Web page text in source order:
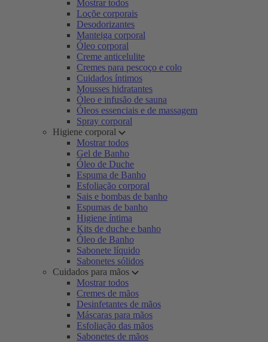
Mostrar todos
Loçõe corporais
Desodorizantes
Manteiga corporal
Óleo corporal
Creme anticelulite
Cremes para pescoço e colo
Cuidados íntimos
Mousses hidratantes
Óleo e infusão de sauna
Óleos essenciais e de massagem
Spray corporal
Higiene corporal
Mostrar todos
Gel de Banho
Óleo de Duche
Espuma de Banho
Esfoliação corporal
Sais e bombas de banho
Espumas de banho
Higiene íntima
Kits de duche e banho
Óleo de Banho
Sabonete líquido
Sabonetes sólidos
Cuidados para mãos
Mostrar todos
Cremes de mãos
Desinfetantes de mãos
Máscaras para mãos
Esfoliação das mãos
Sabonetes de mãos